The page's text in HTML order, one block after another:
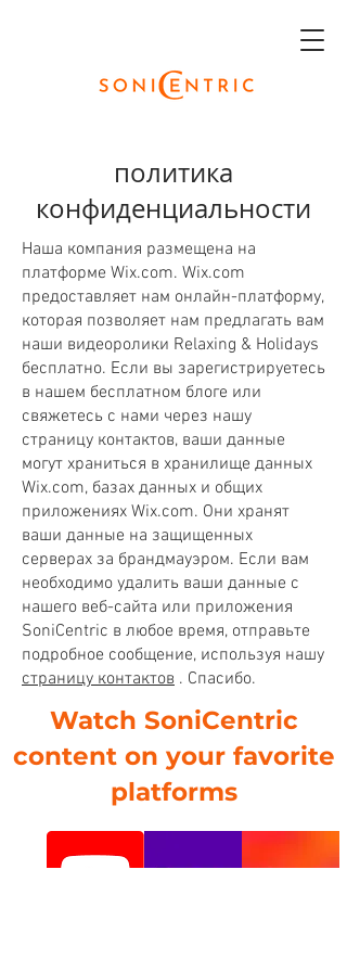
политика
конфиденциальности
Наша компания размещена на
платформе Wix.com. Wix.com
предоставляет нам онлайн-платформу,
которая позволяет нам предлагать вам
наши видеоролики Relaxing & Holidays
бесплатно. Если вы зарегистрируетесь
в нашем бесплатном блоге или
свяжетесь с нами через нашу
страницу контактов, ваши данные
могут храниться в хранилище данных
Wix.com, базах данных и общих
приложениях Wix.com. Они хранят
ваши данные на защищенных
серверах за брандмауэром. Если вам
необходимо удалить ваши данные с
нашего веб-сайта или приложения
SoniCentric в любое время, отправьте
подробное сообщение, используя нашу
страницу контактов . Спасибо.
Watch SoniCentric
content on your favorite
platforms